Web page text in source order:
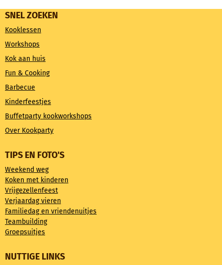
SNEL ZOEKEN
Kooklessen
Workshops
Kok aan huis
Fun & Cooking
Barbecue
Kinderfeestjes
Buffetparty kookworkshops
Over Kookparty
TIPS EN FOTO'S
Weekend weg
Koken met kinderen
Vrijgezellenfeest
Verjaardag vieren
Familiedag en vriendenuitjes
Teambuilding
Groepsuitjes
NUTTIGE LINKS